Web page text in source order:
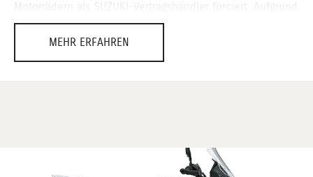
des raschen Wachstums des Motorradhandels wurde
Humboldtstraße eröffnet. Mit zunehmender Popularität
von SUHRAU´S MOTORSHOP und ständig wachsendem
MEHR ERFAHREN